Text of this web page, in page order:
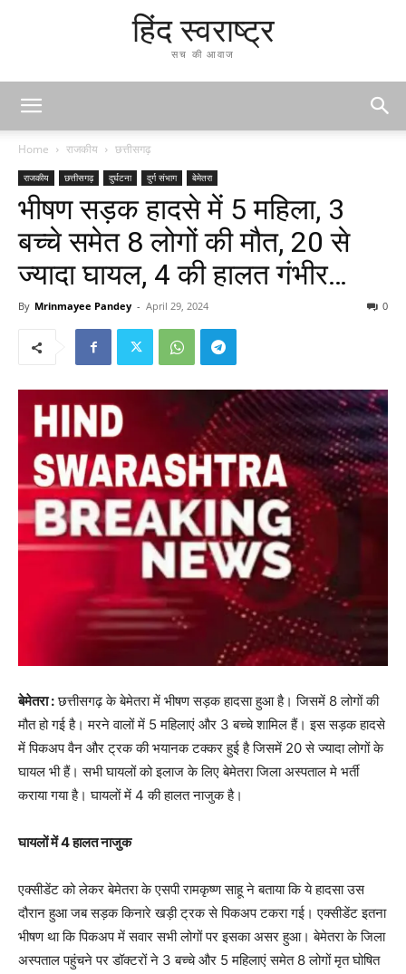
हिंद स्वराष्ट्र
सच की आवाज
Home राजकीय छत्तीसगढ़
राजकीय छत्तीसगढ़ दुर्घटना दुर्ग संभाग बेमेतरा
भीषण सड़क हादसे में 5 महिला, 3
बच्चे समेत 8 लोगों की मौत, 20 से
ज्यादा घायल, 4 की हालत गंभीर…
By Mrinmayee Pandey - April 29, 2024 0
बेमेतरा :छत्तीसगढ़ के बेमेतरा में भीषण सड़क हादसा हुआ है। जिसमें 8 लोगों की
मौत हो गई है। मरने वालों में 5 महिलाएं और 3 बच्चे शामिल हैं। इस सड़क हादसे
में पिकअप वैन और ट्रक की भयानक टक्कर हुई है जिसमें 20 से ज्यादा लोगों के
घायल भी हैं। सभी घायलों को इलाज के लिए बेमेतरा जिला अस्पताल मे भर्ती
कराया गया है। घायलों में 4 की हालत नाजुक है।
घायलों में 4 हालत नाजुक
एक्सीडेंट को लेकर बेमेतरा के एसपी रामकृष्ण साहू ने बताया कि ये हादसा उस
दौरान हुआ जब सड़क किनारे खड़ी ट्रक से पिकअप टकरा गई। एक्सीडेंट इतना
भीषण था कि पिकअप में सवार सभी लोगों पर इसका असर हुआ। बेमेतरा के जिला
अस्पताल पहुंचने पर डॉक्टरों ने 3 बच्चे और 5 महिलाएं समेत 8 लोगों मृत घोषित